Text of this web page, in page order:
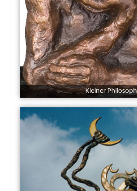
Kleiner Philosoph